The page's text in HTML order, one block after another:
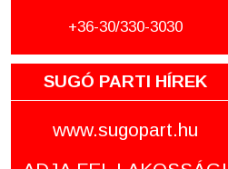
+36-30/330-3030
SUGÓ PARTI HÍREK
www.sugopart.hu